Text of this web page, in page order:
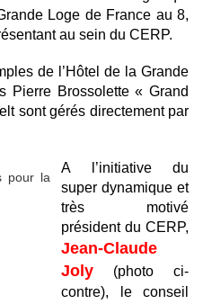
Loge de France au 8,
au sein du CERP.
de l’Hôtel de la Grande
Pierre Brossolette « Grand
sont gérés directement par
A l’initiative du
super dynamique et
très motivé
président du CERP,
Jean-Claude
Joly (photo ci-
contre), le conseil